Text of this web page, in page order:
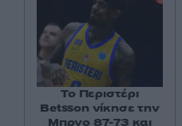
Το Περιστέρι
Betsson νίκησε την
Μπρνο 87-73 και